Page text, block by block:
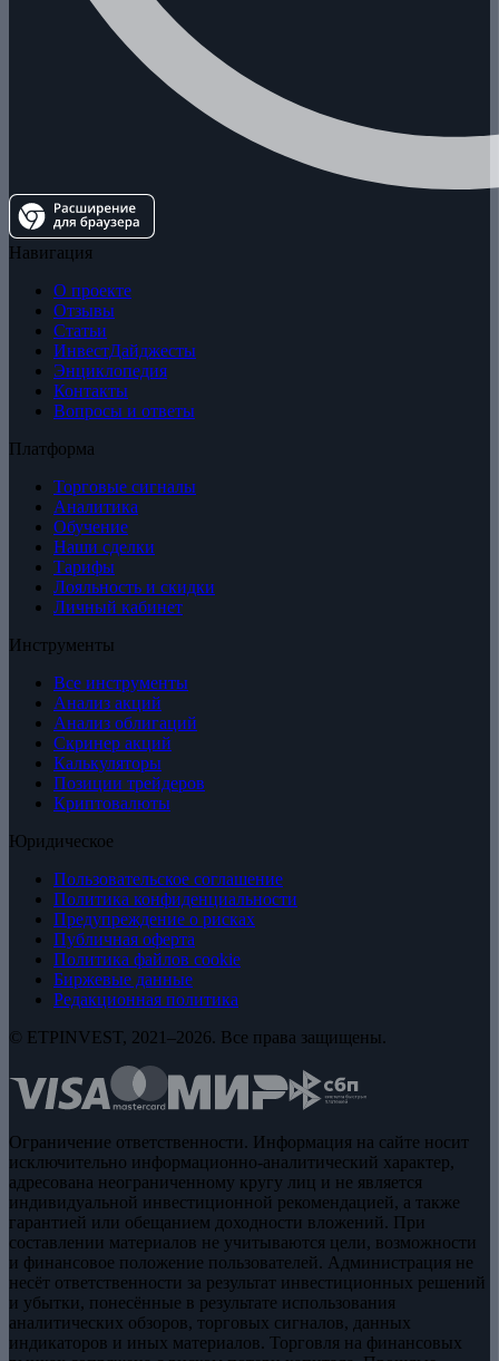
Навигация
О проекте
Отзывы
Статьи
ИнвестДайджесты
Энциклопедия
Контакты
Вопросы и ответы
Платформа
Торговые сигналы
Аналитика
Обучение
Наши сделки
Тарифы
Лояльность и скидки
Личный кабинет
Инструменты
Все инструменты
Анализ акций
Анализ облигаций
Скринер акций
Калькуляторы
Позиции трейдеров
Криптовалюты
Юридическое
Пользовательское соглашение
Политика конфиденциальности
Предупреждение о рисках
Публичная оферта
Политика файлов cookie
Биржевые данные
Редакционная политика
© ETPINVEST, 2021–2026. Все права защищены.
Ограничение ответственности. Информация на сайте носит
исключительно информационно-аналитический характер,
адресована неограниченному кругу лиц и не является
индивидуальной инвестиционной рекомендацией, а также
гарантией или обещанием доходности вложений. При
составлении материалов не учитываются цели, возможности
и финансовое положение пользователей. Администрация не
несёт ответственности за результат инвестиционных решений
и убытки, понесённые в результате использования
аналитических обзоров, торговых сигналов, данных
индикаторов и иных материалов. Торговля на финансовых